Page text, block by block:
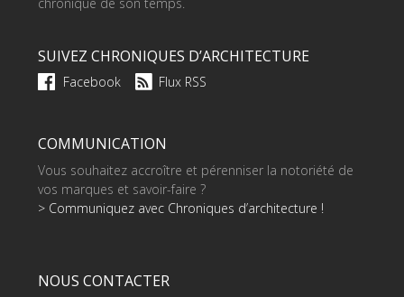
SUIVEZ CHRONIQUES D’ARCHITECTURE
Facebook Flux RSS
COMMUNICATION
Vous souhaitez accroître et pérenniser la notoriété de
vos marques et savoir-faire ?
> Communiquez avec Chroniques d’architecture !
NOUS CONTACTER